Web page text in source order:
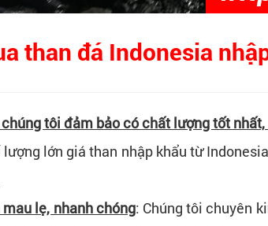
than đá Indonesia
tôi đảm bảo có chất lượng tốt
lớn giá than nhập khẩu từ
lẹ, nhanh chóng: Chúng tôi chuyên